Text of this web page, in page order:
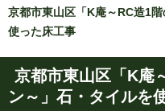
京都市東山区「K庵～RC造1
使った床工事
京都市東山区「K庵
ン～」石・タイルを